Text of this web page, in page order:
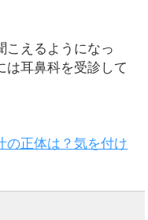
こえるようになっ
は耳鼻科を受診して
の正体は？気を付け